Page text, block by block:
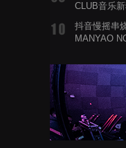
CLUB音乐
抖音慢摇串
MANYAO
蝉爸爸妈妈
声音啊